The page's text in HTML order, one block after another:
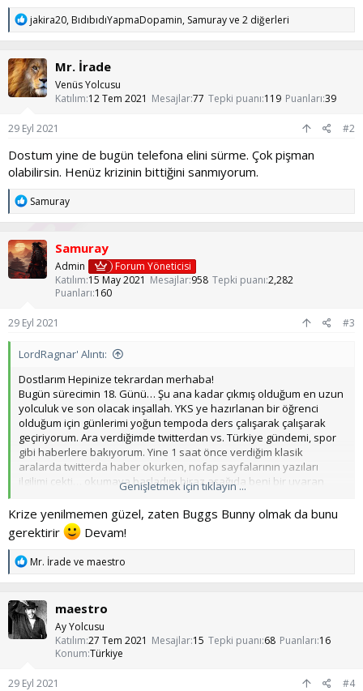
T
p
k
i
l
e
jakira20,BıdıbıdıYapmaDopamin, Samurayve 2 diğerleri
Mr. İrade
Venüs Yolcusu
Katılım 12 Tem 2021 Mesajlar77 Tepki puanı 119 Puanları 39
29 Eyl 2021 #2
Dostum yine de bugün telefona elini sürme. Çok pişman
olabilirsin. Henüz krizinin bittiğini sanmıyorum.
T
p
k
i
l
e
Samuray
Samuray
Admin
Forum Yöneticisi
Katılım 15 May 2021 Mesajlar 958 Tepki puanı 2,282
Puanları 160
29 Eyl 2021 #3
LordRagnar' Alıntı:
Dostlarım Hepinize tekrardan merhaba!
Bugün sürecimin 18. Günü… Şu ana kadar çıkmış olduğum en uzun
yolculuk ve son olacak inşallah. YKS ye hazırlanan bir öğrenci
olduğum için günlerimi yoğun tempoda ders çalışarak çalışarak
geçiriyorum. Ara verdiğimde twitterdan vs. Türkiye gündemi, spor
gibi haberlere bakıyorum. Yine 1 saat önce verdiğim klasik
aralarda twitterda haber okurken, nofap sayfalarının yazıları
ilgilimi çekti… okumaya başladım biraz aşağıda beni bir uyaran
bekliyordu, #nofap diye başlık atılmış çıplak bir resim. Bu beni ilk
kez ve karşılaştığım en büyük kriz, 10 dakika yüzümü buz gibi suyla
yıkadım o kadar çok bozmak istedim nofapı sorguladım. Kendime
geldiğimde mantıklı düşünme fırsatım olmuştu. Şimdi 30 dakika
öncesine baktığımda iyi ki de olmuş diyorum, bu benim daha
sağlam bir şekilde sarılmamı sağladı sürecime… 72 gün sonra
büyük mezuniyet yazımda görüşmek üzere Süreciniz daim olsun!
Genişletmek için tıklayın ...
Krize yenilmemen güzel, zaten Buggs Bunny olmak da bunu
gerektirir
Devam!
T
p
k
i
l
e
Mr. İrade ve maestro
maestro
Ay Yolcusu
Katılım 27 Tem 2021 Mesajlar 15 Tepki puanı 68 Puanları 16
Konum Türkiye
29 Eyl 2021 #4